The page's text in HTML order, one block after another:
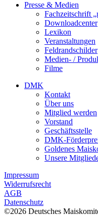
Presse & Medien
Fachzeitschrift
Downloadcenter
Lexikon
Veranstaltungen
Feldrandschilder
Medien- /
Filme
DMK
Kontakt
Über uns
Mitglied werden
Vorstand
Geschäftsstelle
DMK-
Goldenes
Unsere
Impressum
Widerrufsrecht
AGB
Datenschutz
©2026 Deutsches